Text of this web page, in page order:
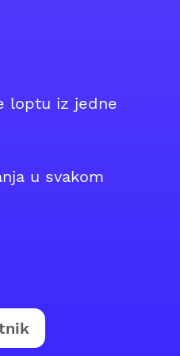
loptu iz jedne
u svakom